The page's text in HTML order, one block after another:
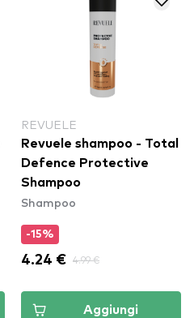
REVUELE
Revuele shampoo - Total
Defence Protective
Shampoo
Shampoo
-15%
4.24 € 4.99 €
Aggiungi